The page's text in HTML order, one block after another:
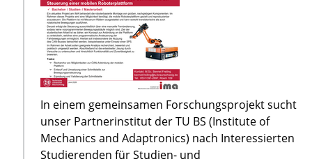
In einem gemeinsamen Forschungsprojekt sucht
unser Partnerinstitut der TU BS (Institute of
Mechanics and Adaptronics) nach Interessierten
Studierenden für Studien- und